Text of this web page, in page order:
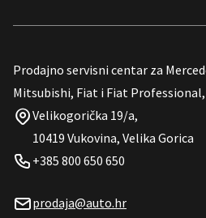
Prodajno servisni centar za
Mitsubishi, Fiat i Fiat
Velikogorička 19/a,
10419 Vukovina, Velika Gorica
+385 800 650 650
prodaja@auto.hr